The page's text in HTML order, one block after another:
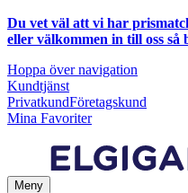
Du vet väl att vi har
eller välkommen in till oss så
Hoppa över navigation
Kundtjänst
PrivatkundFöretagskund
Mina Favoriter
Meny